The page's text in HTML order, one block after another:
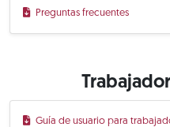
Preguntas frecuentes
Guía de usuario para